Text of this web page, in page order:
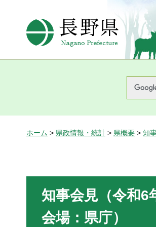
長野県
ホーム > 県政情報・統計 > 県概要 > 知
知事会見（令和6
会場：県庁）